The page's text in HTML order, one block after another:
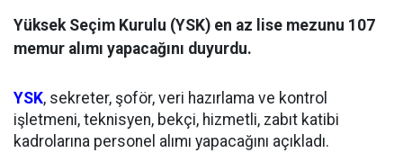
Yüksek Seçim Kurulu (YSK) en az lise mezunu 107
memur alımı yapacağını duyurdu.
YSK, sekreter, şoför, veri hazırlama ve kontrol
işletmeni, teknisyen, bekçi, hizmetli, zabıt katibi
kadrolarına personel alımı yapacağını açıkladı.